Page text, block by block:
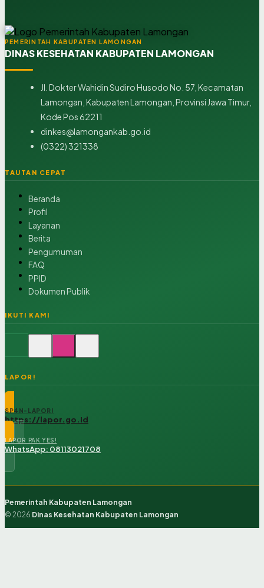
PEMERINTAH KABUPATEN LAMONGAN
DINAS KESEHATAN KABUPATEN LAMONGAN
Jl. Dokter Wahidin Sudiro Husodo No. 57, Kecamatan
Lamongan, Kabupaten Lamongan, Provinsi Jawa Timur,
Kode Pos 62211
dinkes@lamongankab.go.id
(0322) 321338
TAUTAN CEPAT
Beranda
Profil
Layanan
Berita
Pengumuman
FAQ
PPID
Dokumen Publik
IKUTI KAMI
LAPOR!
SP4N-LAPOR!
https://lapor.go.id
LAPOR PAK YES!
WhatsApp: 08113021708
Pemerintah Kabupaten Lamongan
© 2026 Dinas Kesehatan Kabupaten Lamongan